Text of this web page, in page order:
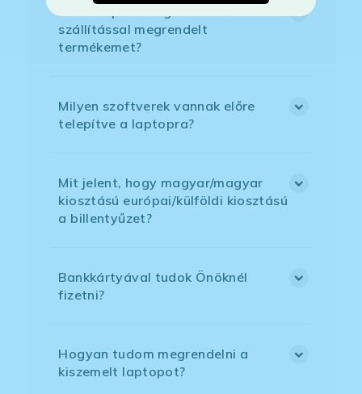
Mikor kapom meg a házhoz
szállítással megrendelt
termékemet?
Milyen szoftverek vannak előre
telepítve a laptopra?
Mit jelent, hogy magyar/magyar
kiosztású európai/külföldi kiosztású
a billentyűzet?
Bankkártyával tudok Önöknél
fizetni?
Hogyan tudom megrendelni a
kiszemelt laptopot?